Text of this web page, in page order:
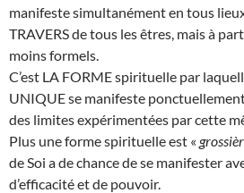
manifeste simultanément en tous
TRAVERS de tous les êtres, mais à
moins formels.
C’est LA FORME spirituelle par
UNIQUE se manifeste
des limites expérimentées par cette
Plus une forme spirituelle est «
de Soi a de chance de se manifester
d’efficacité et de pouvoir.